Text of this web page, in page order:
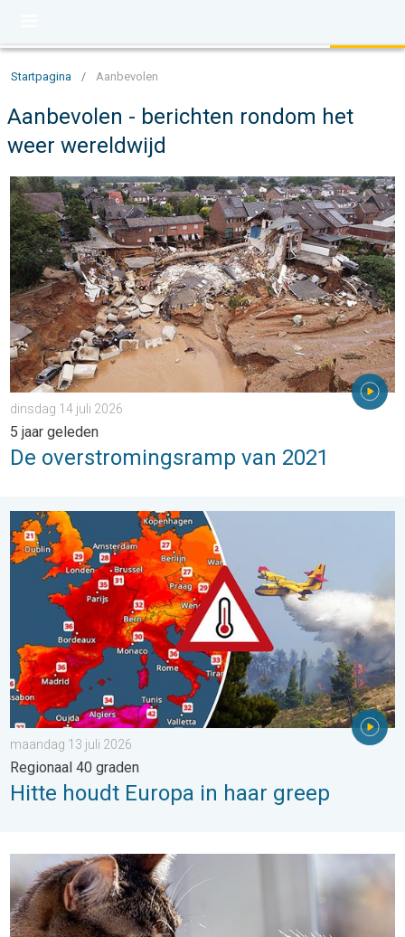
Startpagina / Aanbevolen
Aanbevolen - berichten rondom het
weer wereldwijd
De overstromingsramp van 2021. 5 jaar geleden. . . dinsdag
dinsdag 14 juli 2026
5 jaar geleden
De overstromingsramp van 2021
Hitte houdt Europa in haar greep. Regionaal 40 graden. . .
maandag 13 juli 2026
Regionaal 40 graden
Hitte houdt Europa in haar greep
Warm weer zorgt voor meer grasaren. Scherpe haken. . .